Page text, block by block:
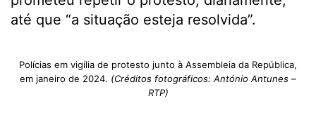
até que “a situação esteja resolvida”.
Polícias em vigília de protesto junto à Assembleia da República,
em janeiro de 2024. (Créditos fotográficos: António Antunes –
RTP)